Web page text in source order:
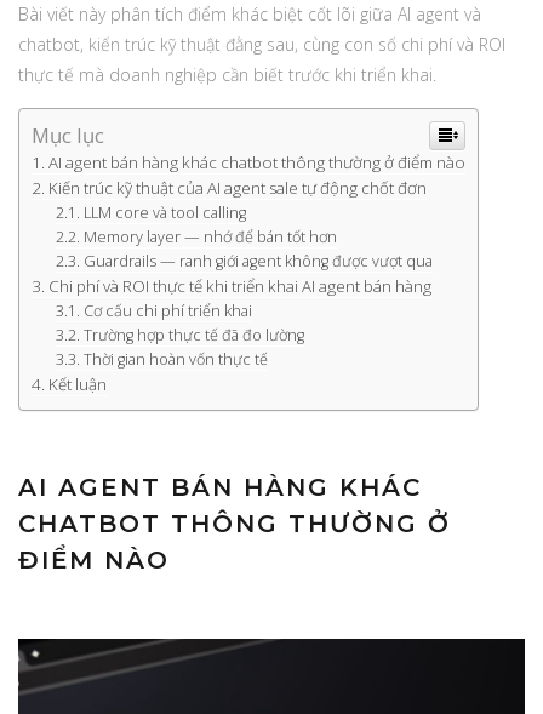
Bài viết này phân tích điểm khác biệt cốt lõi giữa AI agent và
chatbot, kiến trúc kỹ thuật đằng sau, cùng con số chi phí và ROI
thực tế mà doanh nghiệp cần biết trước khi triển khai.
Mục lục
AI agent bán hàng khác chatbot thông thường ở điểm nào
Kiến trúc kỹ thuật của AI agent sale tự động chốt đơn
LLM core và tool calling
Memory layer — nhớ để bán tốt hơn
Guardrails — ranh giới agent không được vượt qua
Chi phí và ROI thực tế khi triển khai AI agent bán hàng
Cơ cấu chi phí triển khai
Trường hợp thực tế đã đo lường
Thời gian hoàn vốn thực tế
Kết luận
AI AGENT BÁN HÀNG KHÁC
CHATBOT THÔNG THƯỜNG Ở
ĐIỂM NÀO